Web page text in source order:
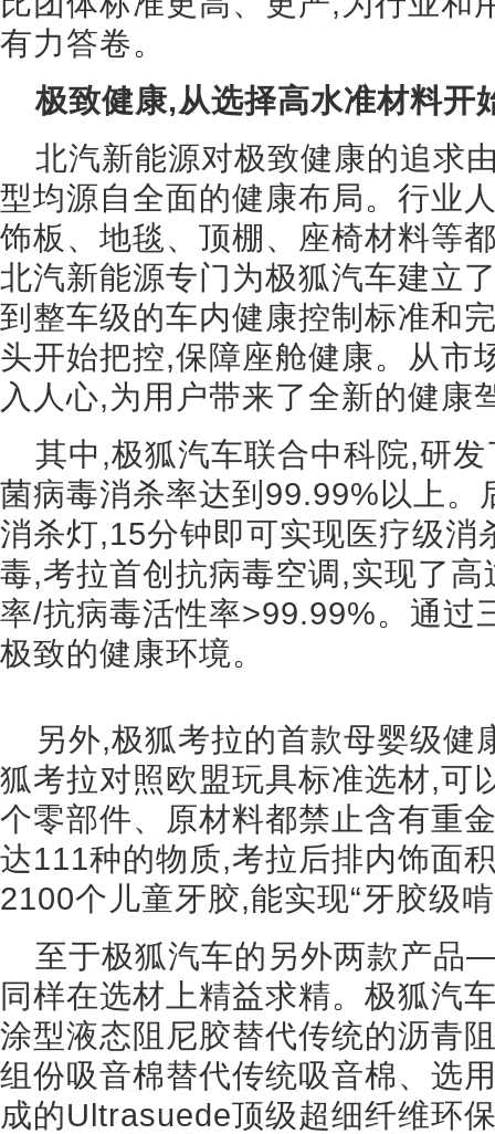
有力答卷。
极致健康,从选择高水准材料开
北汽新能源对极致健康的追求
型均源自全面的健康布局。行业
饰板、地毯、顶棚、座椅材料等
北汽新能源专门为极狐汽车建立
到整车级的车内健康控制标准和
头开始把控,保障座舱健康。从市
入人心,为用户带来了全新的健康
其中,极狐汽车联合中科院,研
菌病毒消杀率达到99.99%以上。
消杀灯,15分钟即可实现医疗级消
毒,考拉首创抗病毒空调,实现了
率/抗病毒活性率>99.99%。通过
极致的健康环境。
另外,极狐考拉的首款母婴级健
狐考拉对照欧盟玩具标准选材,可
个零部件、原材料都禁止含有重
达111种的物质,考拉后排内饰面
2100个儿童牙胶,能实现“牙胶级
至于极狐汽车的另外两款产
同样在选材上精益求精。极狐汽
涂型液态阻尼胶替代传统的沥青
组份吸音棉替代传统吸音棉、选
成的Ultrasuede顶级超细纤维环